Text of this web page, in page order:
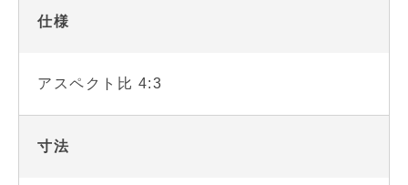
仕様
アスペクト比 4:3
寸法